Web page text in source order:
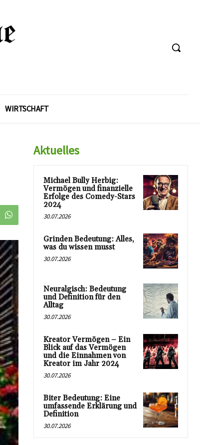
WIRTSCHAFT
Aktuelles
Michael Bully Herbig:
Vermögen und finanzielle
Erfolge des Comedy-Stars
2024
30.07.2026
Grinden Bedeutung: Alles,
was du wissen musst
30.07.2026
Neuralgisch: Bedeutung
und Definition für den
Alltag
30.07.2026
Kreator Vermögen – Ein
Blick auf das Vermögen
und die Einnahmen von
Kreator im Jahr 2024
30.07.2026
Biter Bedeutung: Eine
umfassende Erklärung und
Definition
30.07.2026